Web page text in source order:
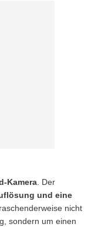
Kamera . Der
und eine
nicht
sondern um einen